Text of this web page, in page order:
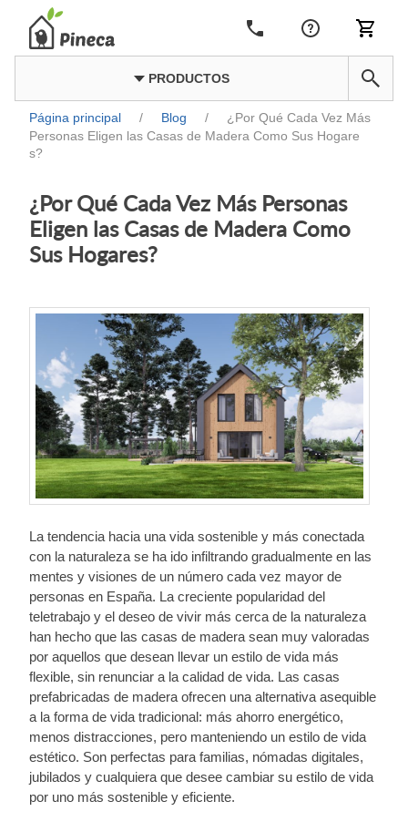
PRODUCTOS
Página principal / Blog /
¿Por Qué Cada Vez Más
Personas Eligen las Casas de Madera Como Sus Hogare
s?
¿Por Qué Cada Vez Más Personas
Eligen las Casas de Madera Como
Sus Hogares?
La tendencia hacia una vida sostenible y más conectada
con la naturaleza se ha ido infiltrando gradualmente en las
mentes y visiones de un número cada vez mayor de
personas en España. La creciente popularidad del
teletrabajo y el deseo de vivir más cerca de la naturaleza
han hecho que las casas de madera sean muy valoradas
por aquellos que desean llevar un estilo de vida más
flexible, sin renunciar a la calidad de vida. Las casas
prefabricadas de madera ofrecen una alternativa asequible
a la forma de vida tradicional: más ahorro energético,
menos distracciones, pero manteniendo un estilo de vida
estético. Son perfectas para familias, nómadas digitales,
jubilados y cualquiera que desee cambiar su estilo de vida
por uno más sostenible y eficiente.